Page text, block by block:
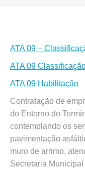
ATA 09 –
ATA 09
ATA 09 Habilitação
Contratação de
do Entorno do
contemplando os
pavimentação
muro de arrimo,
Secretaria